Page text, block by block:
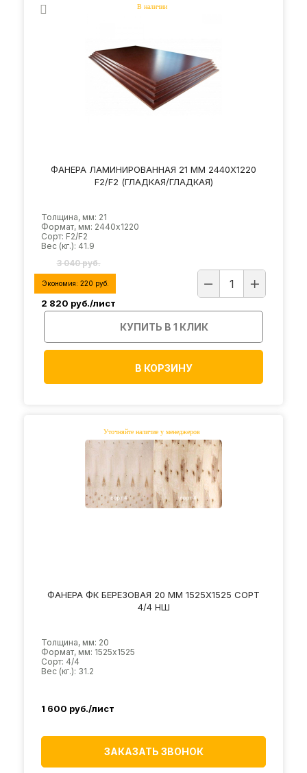
ФАНЕРА ЛАМИНИРОВАННАЯ 21 ММ 2440Х1220
F2/F2 (ГЛАДКАЯ/ГЛАДКАЯ)
Толщина, мм: 21
Формат, мм: 2440х1220
Сорт: F2/F2
Вес (кг.): 41.9
3 040 руб.
Экономия: 220 руб.
2 820 руб./лист
КУПИТЬ В 1 КЛИК
В КОРЗИНУ
ФАНЕРА ФК БЕРЕЗОВАЯ 20 ММ 1525Х1525 СОРТ
4/4 НШ
Толщина, мм: 20
Формат, мм: 1525х1525
Сорт: 4/4
Вес (кг.): 31.2
1 600 руб./лист
ЗАКАЗАТЬ ЗВОНОК